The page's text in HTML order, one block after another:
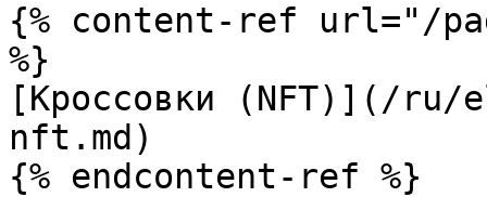
{% content-ref url="/
%}
[Кроссовки (NFT)](/
nft.md)
{% endcontent-ref %}